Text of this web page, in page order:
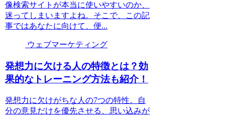
像検索サイトが本当に使いやすいのか、
迷ってしまいますよね。そこで、この記
事ではあなたに向けて、便...
ウェブマーケティング
発想力に欠ける人の特徴とは？効
果的なトレーニング方法も紹介！
発想力に欠けがちな人の7つの特性。自
分の意見だけを優先させる、思い込みが